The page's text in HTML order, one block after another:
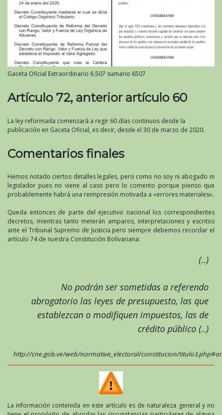
Gaceta Oficial Extraordinario 6.507 sumario 6507
Artículo 72, anterior artículo 60
La ley reformada comenzará a regir 60 días continuos desde la
publicación en Gaceta Oficial, es decir, desde el 30 de marzo de 2020.
Comentarios finales
Hemos notado ciertos detalles legales, pero como no soy ni abogado ni
legislador pues no viene al caso pero lo comento porque pienso que
probablemente habrá una reimpresión motivada a «errores materiales».
Queda entonces de parte del ejecutivo nacional los correspondientes
decretos, mientras tanto meterán amparos, interpretaciones y escritos
ante el Tribunal Supremo de Justicia pero siempre debemos recordar el
artículo 74 de nuestra Constitución Bolivariana:
(..)
No podrán ser sometidas a referendo
abrogatorio las leyes de presupuesto, las que
establezcan o modifiquen impuestos, las de
crédito público (..)
http://cne.gob.ve/web/normativa_electoral/constitucion/
La información contenida en este artículo es de naturaleza general y no